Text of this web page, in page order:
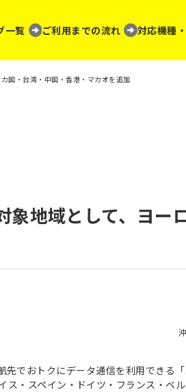
一覧 ご利用までの流れ 対応機種
国・台湾・中国・香港・マカオを追加
地域として、ヨー
でおトクにデータ通信を利用できる「
・スペイン・ドイツ・フランス・ベ